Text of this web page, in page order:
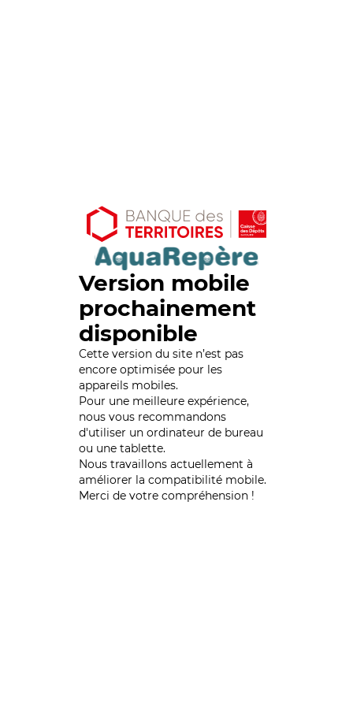
Version mobile
prochainement
disponible
Cette version du site n’est pas
encore optimisée pour les
appareils mobiles.
Pour une meilleure expérience,
nous vous recommandons
d'utiliser un ordinateur de bureau
ou une tablette.
Nous travaillons actuellement à
améliorer la compatibilité mobile.
Merci de votre compréhension !